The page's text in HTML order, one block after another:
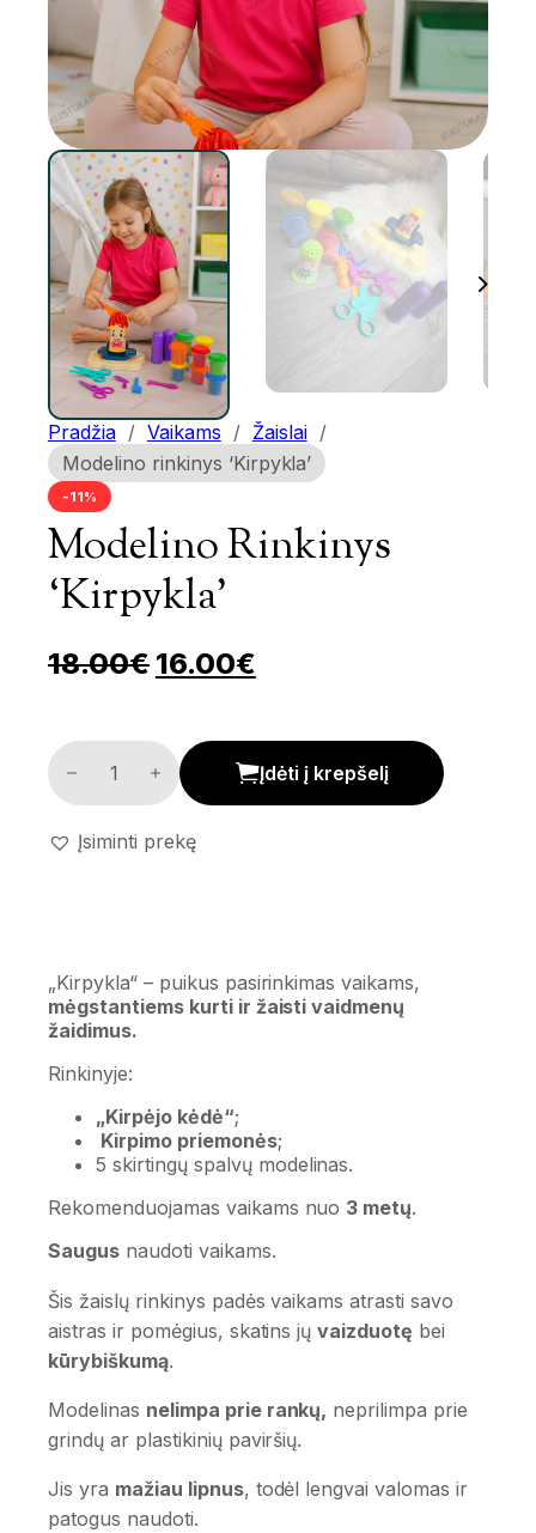
Pradžia / Vaikams / Žaislai /
Modelino rinkinys ‘Kirpykla’
-11%
Modelino Rinkinys
‘Kirpykla’
18.00€ Pradinė kaina buvo:
16.00€Dabartinė kaina
Modelino rinkinys 'Kirpykla' kiekis
Įdėti į krepšelį
Įsiminti prekę
„Kirpykla“ – puikus pasirinkimas vaikams,
mėgstantiems kurti ir žaisti vaidmenų
žaidimus.
Rinkinyje:
„Kirpėjo kėdė“;
Kirpimo priemonės;
5 skirtingų spalvų modelinas.
Rekomenduojamas vaikams nuo 3 metų.
Saugusnaudoti vaikams.
Šis žaislų rinkinys padės vaikams atrasti savo
aistras ir pomėgius, skatins jųvaizduotę bei
kūrybiškumą.
Modelinas nelimpa prie rankų, neprilimpa prie
grindų ar plastikinių paviršių.
Jis yra mažiau lipnus, todėl lengvai valomas ir
patogus naudoti.